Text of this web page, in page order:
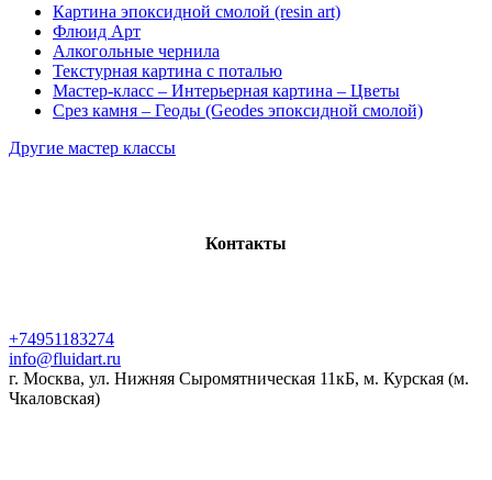
Картина эпоксидной смолой (resin art)
Флюид Арт
Алкогольные чернила
Текстурная картина с поталью
Мастер-класс – Интерьерная картина – Цветы
Срез камня – Геоды (Geodes эпоксидной смолой)
Другие мастер классы
Контакты
+74951183274
info@fluidart.ru
г. Москва, ул. Нижняя Сыромятническая 11кБ, м. Курская (м.
Чкаловская)